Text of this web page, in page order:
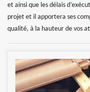
et ainsi que les délais
projet et il apportera ses
qualité, à la hauteur de vos